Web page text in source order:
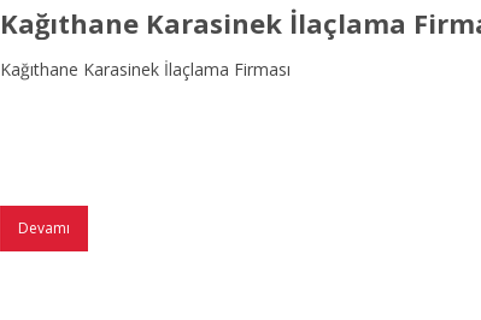
Kağıthane Karasinek İlaçlama
Kağıthane Karasinek İlaçlama Firması
Devamı